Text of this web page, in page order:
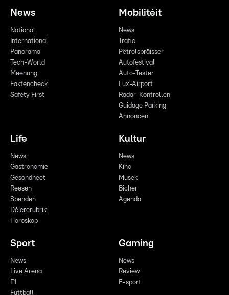
News
National
International
Panorama
Tech-World
Meenung
Faktencheck
Safety First
Mobilitéit
News
Trafic
Pëtrolspräisser
Autofestival
Auto-Tester
Lux-Airport
Radar-Kontrollen
Guidage Parking
Annoncen
Life
News
Gastronomie
Gesondheet
Reesen
Spenden
Déiererubrik
Horoskop
Kultur
News
Kino
Musek
Bicher
Agenda
Sport
News
Live Arena
F1
Futtball
Gaming
News
Review
E-sport